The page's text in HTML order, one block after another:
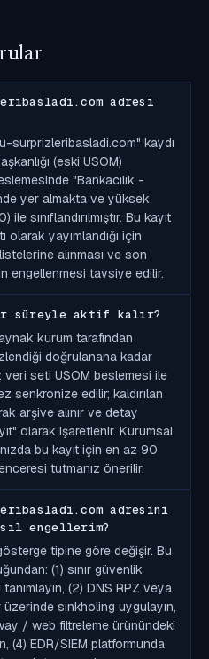
adresi
surprizleribasladi.com" kaydı
(eski USOM)
"Bankacılık -
yer almakta ve yüksek
sınıflandırılmıştır. Bu kayıt
olarak yayımlandığı için
alınması ve son
engellenmesi tavsiye edilir.
süreyle aktif kalır?
kurum tarafından
doğrulanana kadar
veri seti USOM beslemesi ile
senkronize edilir; kaldırılan
arşive alınır ve detay
olarak işaretlenir. Kurumsal
bu kayıt için en az 90
tutmanız önerilir.
adresini
engellerim?
tipine göre değişir. Bu
(1) sınır güvenlik
tanımlayın, (2) DNS RPZ veya
sinkholing uygulayın,
/ web filtreleme ürünündeki
(4) EDR/SIEM platformunda